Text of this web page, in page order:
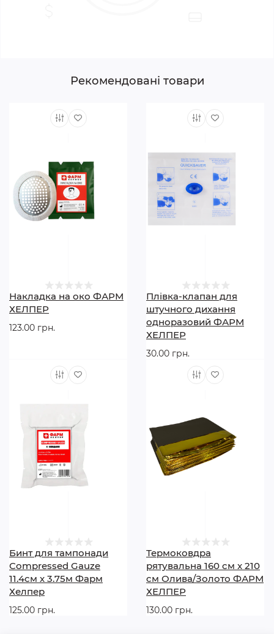
— надійне рішення для екстреної медицини, яке
забезпечує стабільність, безпеку та професійний
рівень допомоги при транспортуванні
постраждалих.
Рекомендовані товари
Накладка на око ФАРМ
ХЕЛПЕР
123.00 грн.
Плівка-клапан для
штучного дихання
одноразовий ФАРМ
ХЕЛПЕР
30.00 грн.
Бинт для тампонади
Compressed Gauze
11.4см х 3.75м Фарм
Хелпер
125.00 грн.
Термоковдра
рятувальна 160 cм x 210
cм Олива/Золото ФАРМ
ХЕЛПЕР
130.00 грн.